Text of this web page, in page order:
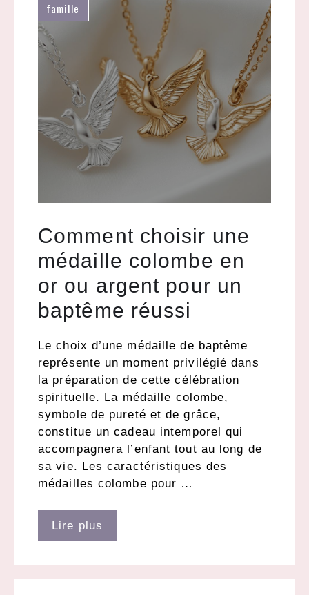
famille
Comment choisir une
médaille colombe en
or ou argent pour un
baptême réussi
Le choix d’une médaille de baptême
représente un moment privilégié dans
la préparation de cette célébration
spirituelle. La médaille colombe,
symbole de pureté et de grâce,
constitue un cadeau intemporel qui
accompagnera l’enfant tout au long de
sa vie. Les caractéristiques des
médailles colombe pour …
Lire plus